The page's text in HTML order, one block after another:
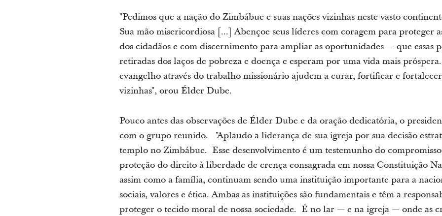
"Pedimos que a nação do Zimbábue e suas nações vizinhas neste vasto
Sua mão misericordiosa [...] Abençoe seus líderes com coragem para proteger
dos cidadãos e com discernimento para ampliar as oportunidades — que essas
retiradas dos laços de pobreza e doença e esperam por uma vida mais
evangelho através do trabalho missionário ajudem a curar, fortificar e
vizinhas", orou Élder Dube.
Pouco antes das observações de Élder Dube e da oração dedicatória, o
com o grupo reunido. "Aplaudo a liderança de sua igreja por sua decisão
templo no Zimbábue. Esse desenvolvimento é um testemunho do
proteção do direito à liberdade de crença consagrada em nossa Constituição
assim como a família, continuam sendo uma instituição importante para a
sociais, valores e ética. Ambas as instituições são fundamentais e têm a
proteger o tecido moral de nossa sociedade. É no lar — e na igreja — onde as